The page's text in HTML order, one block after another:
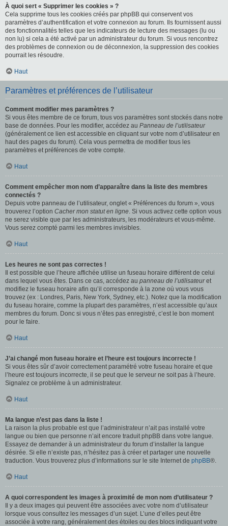
À quoi sert « Supprimer les cookies » ?
Cela supprime tous les cookies créés par phpBB qui conservent vos
paramètres d’authentification et votre connexion au forum. Ils fournissent aussi
des fonctionnalités telles que les indicateurs de lecture des messages (lu ou
non lu) si cela a été activé par un administrateur du forum. Si vous rencontrez
des problèmes de connexion ou de déconnexion, la suppression des cookies
pourrait les résoudre.
Haut
Paramètres et préférences de l’utilisateur
Comment modifier mes paramètres ?
Si vous êtes membre de ce forum, tous vos paramètres sont stockés dans notre
base de données. Pour les modifier, accédez au Panneau de l’utilisateur
(généralement ce lien est accessible en cliquant sur votre nom d’utilisateur en
haut des pages du forum). Cela vous permettra de modifier tous les
paramètres et préférences de votre compte.
Haut
Comment empêcher mon nom d’apparaître dans la liste des membres
connectés ?
Depuis votre panneau de l’utilisateur, onglet « Préférences du forum », vous
trouverez l’option Cacher mon statut en ligne. Si vous activez cette option vous
ne serez visible que par les administrateurs, les modérateurs et vous-même.
Vous serez compté parmi les membres invisibles.
Haut
Les heures ne sont pas correctes !
Il est possible que l’heure affichée utilise un fuseau horaire différent de celui
dans lequel vous êtes. Dans ce cas, accédez au panneau de l’utilisateuret
modifiez le fuseau horaire afin qu’il corresponde à la zone où vous vous
trouvez (ex : Londres, Paris, New York, Sydney, etc.). Notez que la modification
du fuseau horaire, comme la plupart des paramètres, n’est accessible qu’aux
membres du forum. Donc si vous n’êtes pas enregistré, c’est le bon moment
pour le faire.
Haut
J’ai changé mon fuseau horaire et l’heure est toujours incorrecte !
Si vous êtes sûr d’avoir correctement paramétré votre fuseau horaire et que
l’heure est toujours incorrecte, il se peut que le serveur ne soit pas à l’heure.
Signalez ce problème à un administrateur.
Haut
Ma langue n’est pas dans la liste !
La raison la plus probable est que l’administrateur n’ait pas installé votre
langue ou bien que personne n’ait encore traduit phpBB dans votre langue.
Essayez de demander à un administrateur du forum d’installer la langue
désirée. Si elle n’existe pas, n’hésitez pas à créer et partager une nouvelle
traduction. Vous trouverez plus d’informations sur le site Internet de phpBB®.
Haut
A quoi correspondent les images à proximité de mon nom d’utilisateur ?
Il y a deux images qui peuvent être associées avec votre nom d’utilisateur
lorsque vous consultez les messages d’un sujet. L’une d’elles peut être
associée à votre rang, généralement des étoiles ou des blocs indiquant votre